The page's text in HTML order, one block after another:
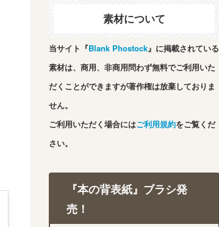
素材について
当サイト『Blank Phostock』に掲載されている
素材は、商用、非商用問わず無料でご利用いた
だくことができますが著作権は放棄しておりま
せん。
ご利用いただく場合にはご利用規約をご覧くだ
さい。
『本の背表紙』ブラシ発
売！